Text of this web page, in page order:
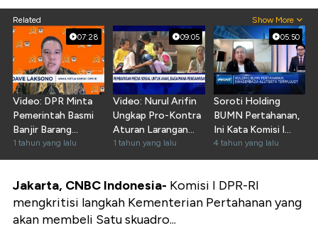
Related Show More
07:28
Video: DPR Minta
Pemerintah Basmi
Banjir Barang
Elektronik Ilegal
1 tahun yang lalu
09:05
Video: Nurul Arifin
Ungkap Pro-Kontra
Aturan Larangan
Anak Main Medsos
1 tahun yang lalu
05:50
Soroti Holding
BUMN Pertahanan,
Ini Kata Komisi I
DPR
4 tahun yang lalu
Jakarta, CNBC Indonesia- Komisi I DPR-RI
mengkritisi langkah Kementerian Pertahanan yang
akan membeli Satu skuadro...